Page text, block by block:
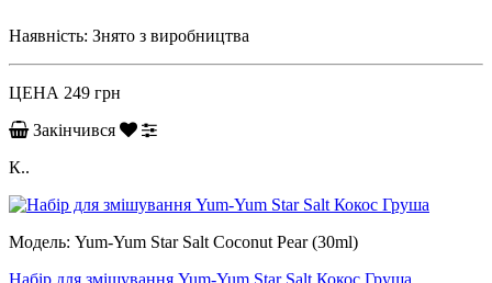
Наявність: Знято з виробництва
ЦЕНА 249 грн
Закінчився
К..
Модель: Yum-Yum Star Salt Coconut Pear (30ml)
Набір для змішування Yum-Yum Star Salt Кокос Груша